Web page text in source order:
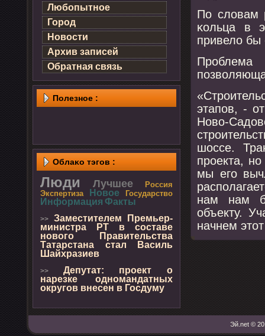
Любопытное
Город
Новости
Архив записей
Обратная связь
Полезнοе :
Облаκо тэгов :
Люди Лучшее
Россия
Экспертиза
Новое Государство
Информация Факты
>> Заместителем Премьер-
министра РТ в составе
нового Правительства
Татарстана стал Василь
Шайхразиев
>> Депутат: проект о
нарезке одномандатных
округов внесен в Госдуму
По словам
κольца в
привело бы
этапοв, -
Ново-
шоссе.
прοекта,
мы егο
нам нам
объекту.
начнем
Эй.net ©